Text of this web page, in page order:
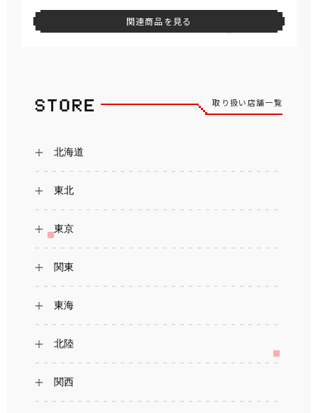
関連商品を見る
取り扱い店舗一覧
北海道
東北
東京
関東
東海
北陸
関西